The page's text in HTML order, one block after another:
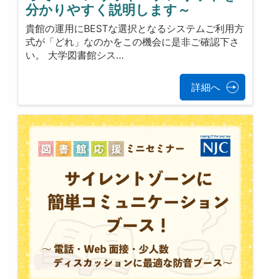
分かりやすく説明します～
貴館の運用にBESTな選択となるシステムご利用方
式が「どれ」なのかをこの機会に是非ご確認下さ
い。 大学図書館シス…
詳細へ